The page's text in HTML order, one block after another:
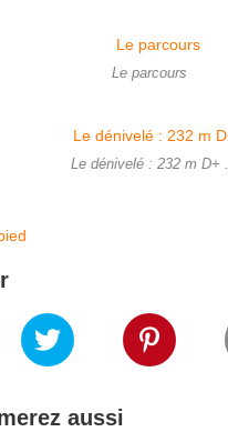
Le parcours
Le dénivelé : 232 m D+ .
aussi